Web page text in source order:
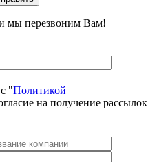
мы перезвоним Вам!
"Политикой
на получение рассылок